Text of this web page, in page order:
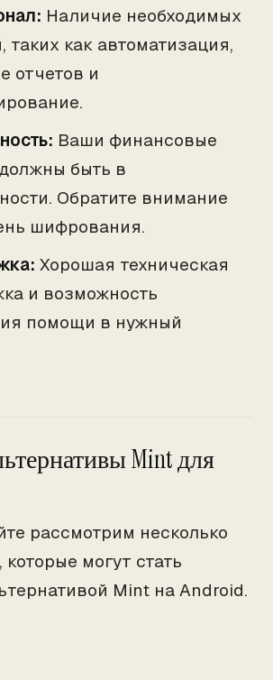
Наличие необходимых
таких как автоматизация,
отчетов и
Ваши финансовые
быть в
Обратите внимание
шифрования.
Хорошая техническая
и возможность
помощи в нужный
Mint для
рассмотрим несколько
могут стать
Mint на Android.